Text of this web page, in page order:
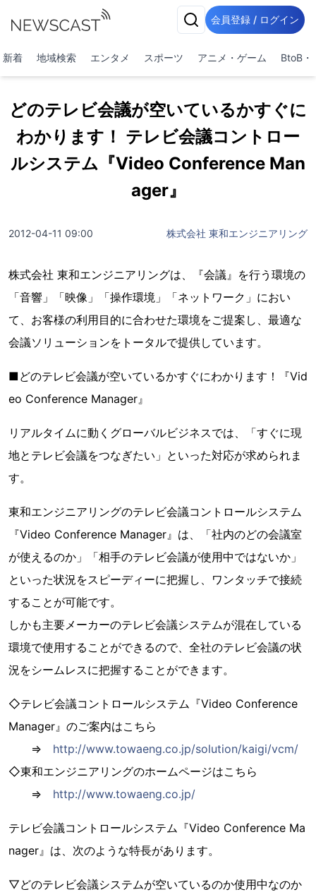
会員登録 / ログイン
新着 地域検索 エンタメ スポーツ アニメ・ゲーム BtoB・
どのテレビ会議が空いているかすぐに
わかります！ テレビ会議コントロー
ルシステム『Video Conference Man
ager』
2012-04-11 09:00 株式会社 東和エンジニアリング
株式会社 東和エンジニアリングは、『会議』を行う環境の
「音響」「映像」「操作環境」「ネットワーク」におい
て、お客様の利用目的に合わせた環境をご提案し、最適な
会議ソリューションをトータルで提供しています。
■どのテレビ会議が空いているかすぐにわかります！『Vid
eo Conference Manager』
リアルタイムに動くグローバルビジネスでは、「すぐに現
地とテレビ会議をつなぎたい」といった対応が求められま
す。
東和エンジニアリングのテレビ会議コントロールシステム
『Video Conference Manager』は、「社内のどの会議室
が使えるのか」「相手のテレビ会議が使用中ではないか」
といった状況をスピーディーに把握し、ワンタッチで接続
することが可能です。
しかも主要メーカーのテレビ会議システムが混在している
環境で使用することができるので、全社のテレビ会議の状
況をシームレスに把握することができます。
◇テレビ会議コントロールシステム『Video Conference
Manager』のご案内はこちら
⇒ http://www.towaeng.co.jp/solution/kaigi/vcm/
◇東和エンジニアリングのホームページはこちら
⇒ http://www.towaeng.co.jp/
テレビ会議コントロールシステム『Video Conference Ma
nager』は、次のような特長があります。
▽どのテレビ会議システムが空いているのか使用中なのか